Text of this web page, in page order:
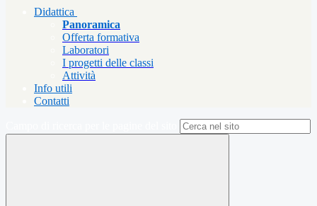
Didattica
Panoramica
Offerta formativa
Laboratori
I progetti delle classi
Attività
Info utili
Contatti